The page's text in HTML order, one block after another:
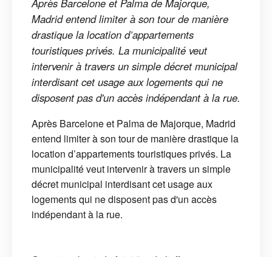
Après Barcelone et Palma de Majorque,
Madrid entend limiter à son tour de manière
drastique la location d’appartements
touristiques privés. La municipalité veut
intervenir à travers un simple décret municipal
interdisant cet usage aux logements qui ne
disposent pas d'un accès indépendant à la rue.
Après Barcelone et Palma de Majorque, Madrid
entend limiter à son tour de manière drastique la
location d’appartements touristiques privés. La
municipalité veut intervenir à travers un simple
décret municipal interdisant cet usage aux
logements qui ne disposent pas d'un accès
indépendant à la rue.